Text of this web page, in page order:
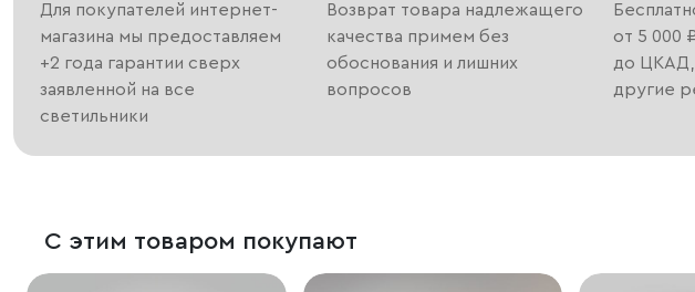
Для покупателей интернет-
магазина мы предоставляем
+2 года гарантии сверх
заявленной на все
светильники
Возврат товара надлежащего
качества примем без
обоснования и лишних
вопросов
от 5 000
до ЦКАД,
другие
С этим товаром покупают